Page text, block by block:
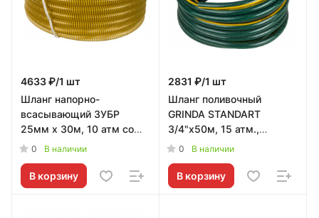
4633 ₽/1 шт
Шланг напорно-
всасывающий ЗУБР
25мм х 30м, 10 атм со
спиралью ПВХ
0 В наличии
В корзину
2831 ₽/1 шт
Шланг поливочный
GRINDA STANDART
3/4"х50м, 15 атм.,
армированный, 3-х
0 В наличии
В корзину